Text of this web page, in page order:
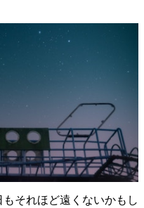
それほど遠くないかもし